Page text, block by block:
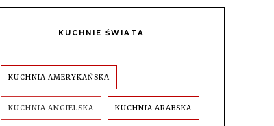
KUCHNIE ŚWIATA
KUCHNIA AMERYKAŃSKA
KUCHNIA ANGIELSKA KUCHNIA ARABSKA